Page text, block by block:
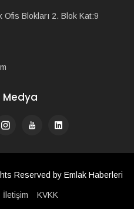
Blokları 2. Blok Kat:9
Medya
Reserved by Emlak Haberleri
İletişim KVKK